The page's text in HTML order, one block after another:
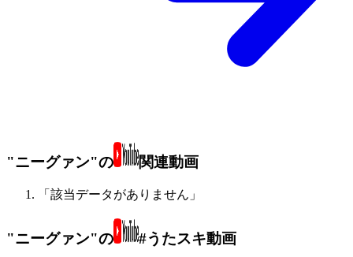
"ニーグァン"の 関連動画
「該当データがありません」
"ニーグァン"の #うたスキ動画